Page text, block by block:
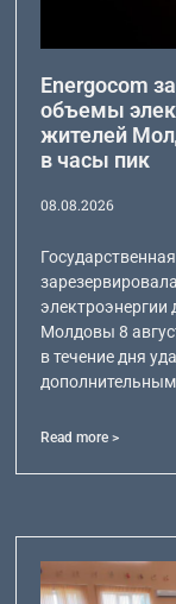
Energocom
объемы
жителей
в часы пик
08.08.2026
электроэнергии
Молдовы 8
в течение дня
Read more >